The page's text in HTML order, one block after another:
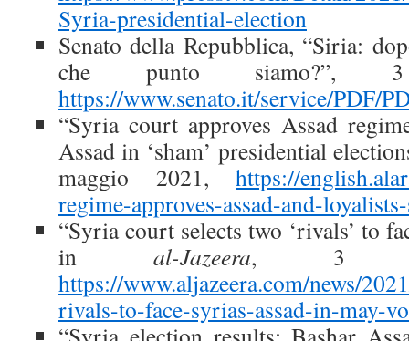
Syria-presidential-election
Senato della Repubblica, “Siria:
che punto siamo?”,
https://www.senato.it/service/PDF/
“Syria court approves Assad
Assad in ‘sham’ presidential
maggio 2021, https://
regime-approves-assad-and-
“Syria court selects two ‘rivals’ to
in al-Jazeera, 3
https://www.aljazeera.com/news/
rivals-to-face-syrias-assad-in-may-